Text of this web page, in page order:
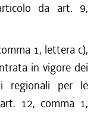
da art. 9,
1, lettera c),
in vigore dei
regionali per le
12, comma 1,